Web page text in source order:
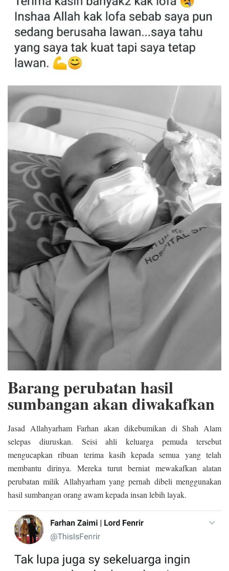
Barang perubatan hasil
sumbangan akan diwakafkan
Jasad Allahyarham Farhan akan dikebumikan di Shah Alam
selepas diuruskan. Seisi ahli keluarga pemuda tersebut
mengucapkan ribuan terima kasih kepada semua yang telah
membantu dirinya. Mereka turut berniat mewakafkan alatan
perubatan milik Allahyarham yang pernah dibeli menggunakan
hasil sumbangan orang awam kepada insan lebih layak.